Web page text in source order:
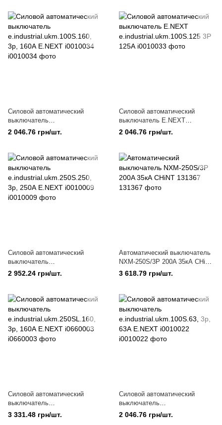
Силовой автоматический
выключатель
e.industrial.ukm.100S.160, 3р,
160А E.NEXT i0010034
2 046.76 грн/шт.
Силовой автоматический
выключатель E.NEXT
e.industrial.ukm.100S.125 3P
2 046.76 грн/шт.
Силовой автоматический
выключатель
e.industrial.ukm.250S.250, 3р,
250А E.NEXT i0010009
2 952.24 грн/шт.
Автоматический выключатель
NXM-250S/3Р 200A 35кА CHiNT
131367
3 618.79 грн/шт.
Силовой автоматический
выключатель
e.industrial.ukm.250SL.160, 3р,
160А E.NEXT i0660003
3 331.48 грн/шт.
Силовой автоматический
выключатель
e.industrial.ukm.100S.63, 3р,
63А E.NEXT i0010022
2 046.76 грн/шт.